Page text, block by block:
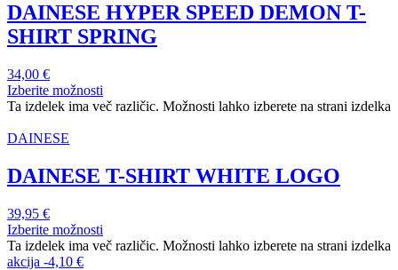
DAINESE HYPER SPEED DEMON T-
SHIRT SPRING
34,00 €
Izberite možnosti
Ta izdelek ima več različic. Možnosti lahko izberete na strani izdelka
DAINESE
DAINESE T-SHIRT WHITE LOGO
39,95 €
Izberite možnosti
Ta izdelek ima več različic. Možnosti lahko izberete na strani izdelka
akcija -4,10 €